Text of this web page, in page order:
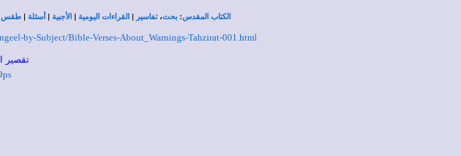
الكتاب المقدس:بحث،تفاسير | القراءات اليومية | الأجبية | أسئلة |طقس
by-Subject/Bible-Verses-About_Warnings-Tahzirat-001.html
تقصير